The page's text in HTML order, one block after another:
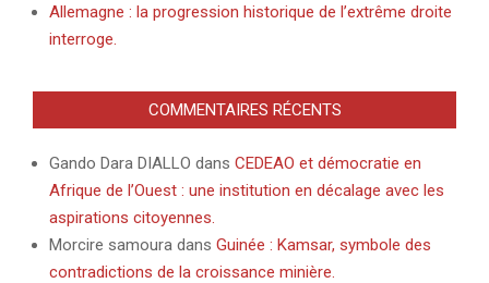
Allemagne : la progression historique de l’extrême droite
interroge.
COMMENTAIRES RÉCENTS
Gando Dara DIALLO dans CEDEAO et démocratie en
Afrique de l’Ouest : une institution en décalage avec les
aspirations citoyennes.
Morcire samoura dans Guinée : Kamsar, symbole des
contradictions de la croissance minière.